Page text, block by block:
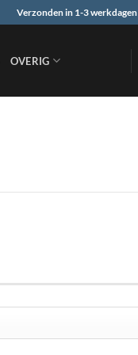
Verzonden in 1-3 werkdagen
OVERIG